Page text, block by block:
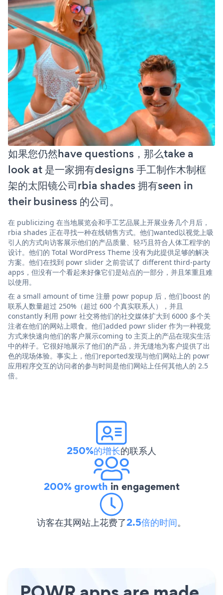
如果您仍然have questions，那么take a
look at 是一家拥有designs 手工制作木制框
架的太阳镜公司rbia shades 拥有seen in
their business 的公司。
在 publicizing 在当地展览会和手工艺品展上开展业务几个月后，
rbia shades 正在寻找一种在线销售方式。他们wanted以视觉上吸
引人的方式向访客展示他们的产品质量、轻巧且符合人体工程学的
设计。他们的 Total WordPress Theme 没有为此提供足够的解决
方案。他们在找到 powr slider 之前尝试了 different third-party
apps，但没有一个看起来好像它们是站点的一部分，并且笨重且难
以使用。
在 a small amount of time 注册 powr popup 后，他们boost 的
联系人数量超过 250%（超过 600 个真实联系人），并且
constantly 利用 powr 社交将他们的社交媒体扩大到 6000 多个关
注者在他们的网站上喂食。他们added powr slider 作为一种视觉
方式来快速向他们的客户展示coming to 主页上的产品在现实生活
中的样子。它很好地展示了他们的产品，并无缝地为客户提供了出
色的现场体验。事实上，他们reported发现与他们网站上的 powr
应用程序交互的访问者的参与时间是他们网站上任何其他人的 2.5
倍。
250%的增长的联系人
200% growth in engagement
访客在其网站上花费了2.5倍的时间。